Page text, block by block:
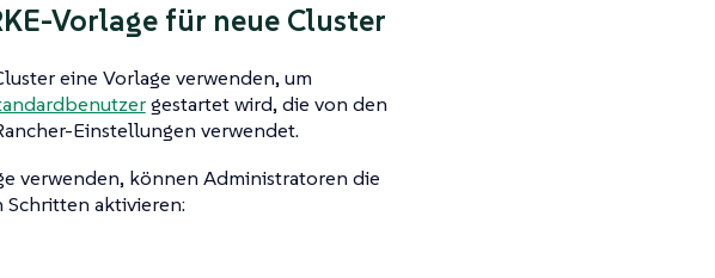
Vorlage für neue Cluster
eine Vorlage verwenden, um
gestartet wird, die von den
Einstellungen verwendet.
verwenden, können Administratoren die
Schritten aktivieren: